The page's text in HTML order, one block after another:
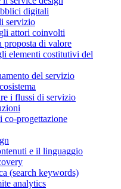
digitali
servizio
attori coinvolti
proposta di valore
elementi costitutivi del
del servizio
i flussi di servizio
co-progettazione
e il linguaggio
(search keywords)
analytics